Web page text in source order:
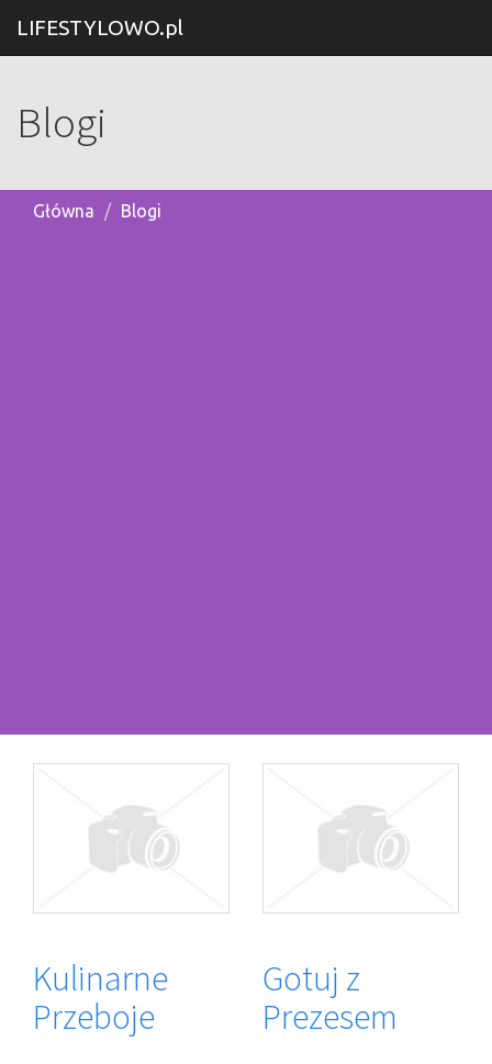
LIFESTYLOWO.pl
Blogi
Główna Blogi
Kulinarne
Przeboje
Gotuj z
Prezesem